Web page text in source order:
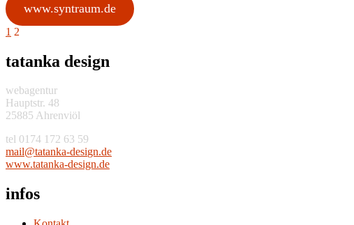
www.syntraum.de
Seitennummerierung
der
Beiträge
1 2
tatanka design
webagentur
Hauptstr. 48
25885 Ahrenviöl
tel 0174 172 63 59
ed.ng
ised-
aknat
at@li
am
www.tatanka-design.de
infos